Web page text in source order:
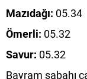
Mazıdağı: 05.34
Ömerli: 05.32
Savur: 05.32
Bayram sabahı